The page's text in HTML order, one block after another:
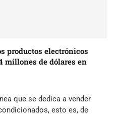
productos electrónicos
millones de dólares en
que se dedica a vender
esto es, de